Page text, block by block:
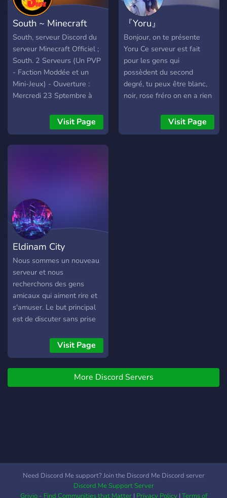
South ~ Minecraft
South, serveur Discord du
serveur Minecraft Officiel ;
South. 2 Serveurs (Un PVP
- Faction Moddée et un
Mini-Jeux) - Ouverture :
Mercredi 23 Sptembre à
Visit Page
『Yoru』
Bonjour, on te présente
Yoru Ce serveur est fait
pour les gens qui
possèdent du second
degré, tu peux être blanc,
noir, rose fréro on en a rien
drôle. 1) Accepte tout le
monde. (on aime même les
Visit Page
Eldinam City
Nous sommes un nouveau
serveur et nous
recherchons des gens
amicaux qui aiment rire et
s'amuser. Le but principal
est de discuter sans prise
avons une partie dédiée
aux jeux vidéo. Nous
cherchons également des
développeurs pour des
projets et/ou simplement
amusants, dont les bots
personnels du staff ★Des
salons divers, toujours plus
Visit Page
More Discord Servers
Need Discord Me support? Join the Discord Me Discord server
Discord Me Support Server
Grivio - Find Communities that Matter| Privacy Policy|Terms of